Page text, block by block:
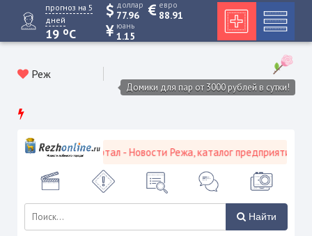
прогноз на 5
дней
19 oC
доллар
77.96
евро
88.91
юань
1.15
Реж
Домики для пар от 3000 рублей в сутки!
городской портал - Новости Режа, каталог предприятий,
Найти